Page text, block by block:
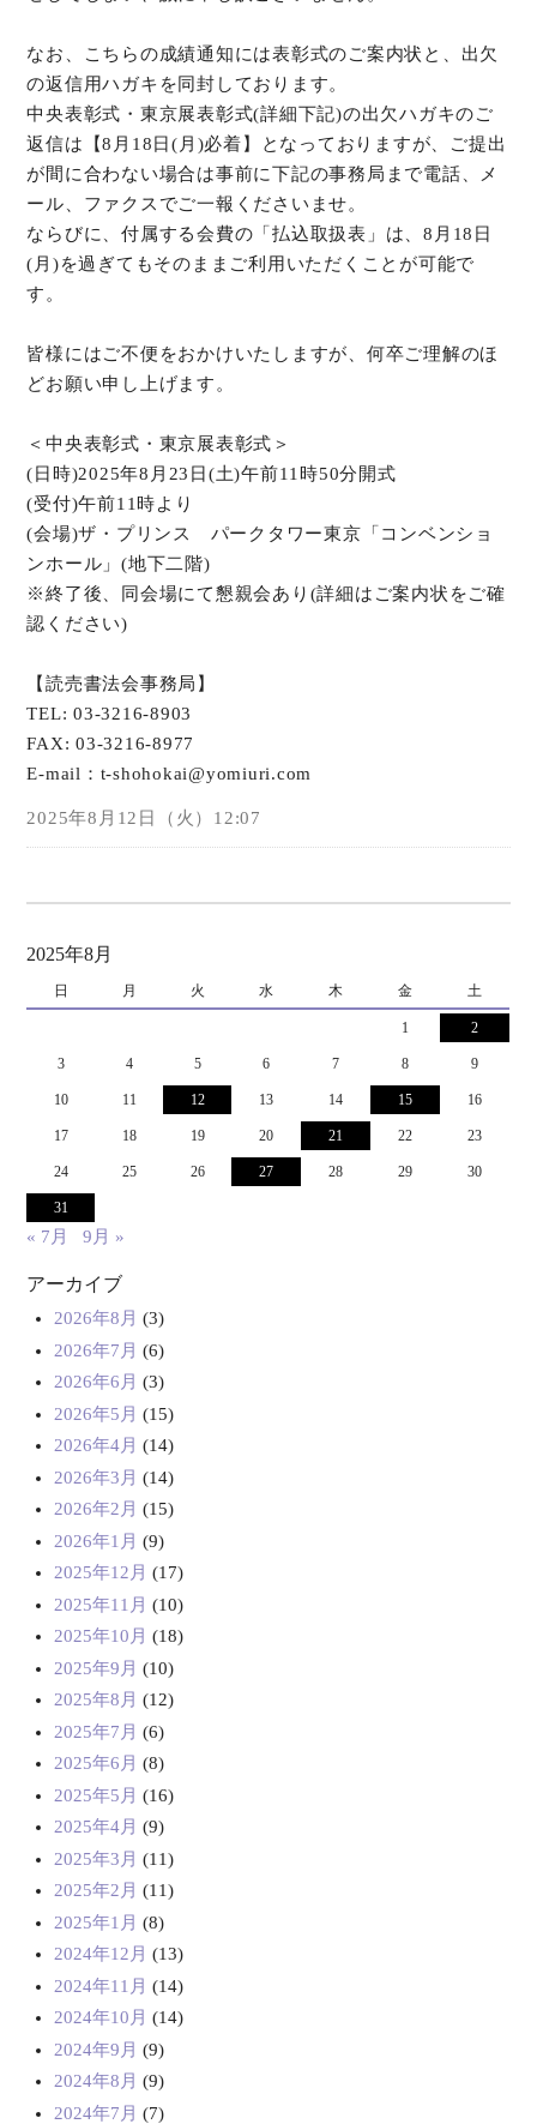
なお、こちらの成績通知には表彰式のご案内状と、出欠
の返信用ハガキを同封しております。
中央表彰式・東京展表彰式(詳細下記)の出欠ハガキのご
返信は【8月18日(月)必着】となっておりますが、ご提出
が間に合わない場合は事前に下記の事務局まで電話、メ
ール、ファクスでご一報くださいませ。
ならびに、付属する会費の「払込取扱表」は、8月18日
(月)を過ぎてもそのままご利用いただくことが可能で
す。
皆様にはご不便をおかけいたしますが、何卒ご理解のほ
どお願い申し上げます。
＜中央表彰式・東京展表彰式＞
(日時)2025年8月23日(土)午前11時50分開式
(受付)午前11時より
(会場)ザ・プリンス パークタワー東京「コンベンショ
ンホール」(地下二階)
※終了後、同会場にて懇親会あり(詳細はご案内状をご確
認ください)
【読売書法会事務局】
TEL: 03-3216-8903
FAX: 03-3216-8977
E-mail：t-shohokai@yomiuri.com
2025年8月12日（火）12:07
2025年8月
日 月 火 水 木 金 土
1 2
3 4 5 6 7 8 9
10 11 12 13 14 15 16
17 18 19 20 21 22 23
24 25 26 27 28 29 30
31
« 7月 9月 »
アーカイブ
2026年8月 (3)
2026年7月 (6)
2026年6月 (3)
2026年5月 (15)
2026年4月 (14)
2026年3月 (14)
2026年2月 (15)
2026年1月 (9)
2025年12月 (17)
2025年11月 (10)
2025年10月 (18)
2025年9月 (10)
2025年8月 (12)
2025年7月 (6)
2025年6月 (8)
2025年5月 (16)
2025年4月 (9)
2025年3月 (11)
2025年2月 (11)
2025年1月 (8)
2024年12月 (13)
2024年11月 (14)
2024年10月 (14)
2024年9月 (9)
2024年8月 (9)
2024年7月 (7)